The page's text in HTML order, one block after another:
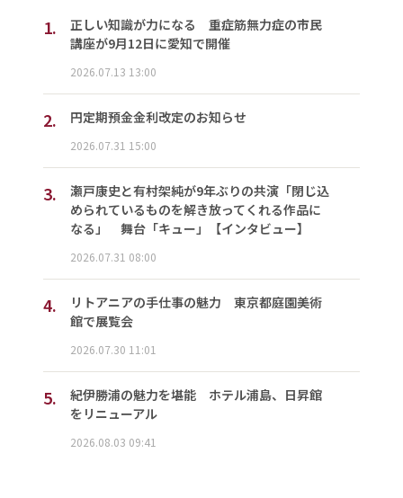
1.
正しい知識が力になる 重症筋無力症の市民
講座が9月12日に愛知で開催
2026.07.13 13:00
2. 円定期預金金利改定のお知らせ
2026.07.31 15:00
3.
瀬戸康史と有村架純が9年ぶりの共演「閉じ込
められているものを解き放ってくれる作品に
なる」 舞台「キュー」【インタビュー】
2026.07.31 08:00
4.
リトアニアの手仕事の魅力 東京都庭園美術
館で展覧会
2026.07.30 11:01
5.
紀伊勝浦の魅力を堪能 ホテル浦島、日昇館
をリニューアル
2026.08.03 09:41